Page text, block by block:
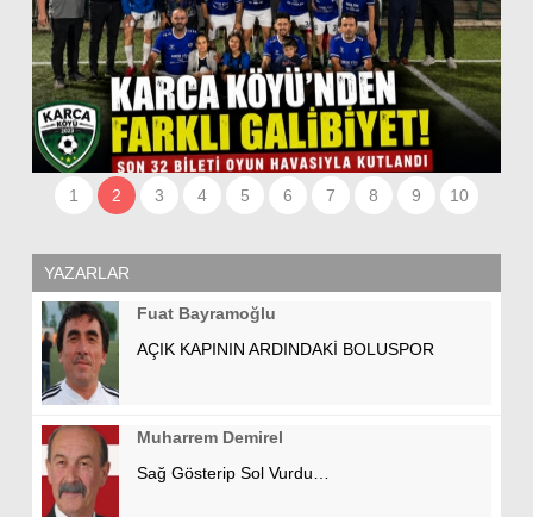
1 2 3 4 5 6 7 8 9 10
YAZARLAR
Fuat Bayramoğlu
AÇIK KAPININ ARDINDAKİ BOLUSPOR
Muharrem Demirel
Sağ Gösterip Sol Vurdu…